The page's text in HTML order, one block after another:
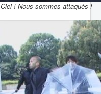
Ciel ! Nous sommes attaqués !